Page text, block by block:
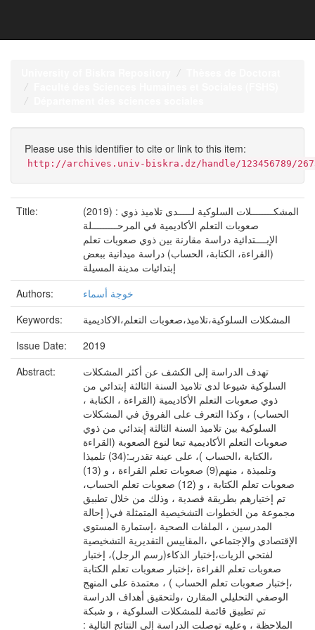
Please use this identifier to cite or link to this item:
http://archives.univ-biskra.dz/handle/123456789/
Title:
(2019) : المشكــــــــلات السلوكية لـــــدى تلاميذ ذوي
صعوبات التعلم الأكاديمية في المرحـــــــــلة
الإبــــتدائية دراسة مقارنة بين ذوي صعوبات تعلم
(القراءة، الكتابة، الحساب) دراسة ميدانية ببعض
إبتدائيات مدينة المسيلة
Authors:
خوجة أسماء
Keywords:
المشكلات السلوكية،تلاميذ،صعوبات التعلم،الاكاديمية
Issue Date:
2019
Abstract:
تهدف الدراسة إلى الكشف عن أكثر المشكلات
السلوكية شيوعا لدى تلاميذ السنة الثالثة إبتدائي من
ذوي صعوبات التعلم الأكاديمية (القراءة ، الكتابة ،
الحساب) ، وكذا التعرف على الفروق في المشكلات
السلوكية بين تلاميذ السنة الثالثة إبتدائي من ذوي
صعوبات التعلم الأكاديمية تبعا لنوع الصعوبة (القراءة
،الكتابة ،الحساب )، على عينة تقدربـ:(34) تلميذا
وتلميذة ، منهم(9) صعوبات تعلم القراءة ، و (13)
صعوبات تعلم الكتابة ، و (12) صعوبات تعلم الحساب،
تم إختيارهم بطريقة قصدية ، وذلك من خلال تطبيق
مجموعة من الخطوات التشخيصية المتمثلة في( إحالة
المدرسين ، الملفات الصحية ،إستمارة المستوى
الإقتصادي والإجتماعي ،المقاييس التقديرية التشخيصية
لفتحي الزيات،إختبار الذكاء(رسم الرجل)، إختبار
صعوبات تعلم القراءة ،إختبار صعوبات تعلم الكتابة
،إختبار صعوبات تعلم الحساب ) ، معتمدة على المنهج
الوصفي التحليلي المقارن ،ولتحقيق أهداف الدراسة
تم تطبيق قائمة للمشكلات السلوكية ، و شبكة
الملاحظة ، وعليه توصلت الدراسة إلى النتائج التالية :